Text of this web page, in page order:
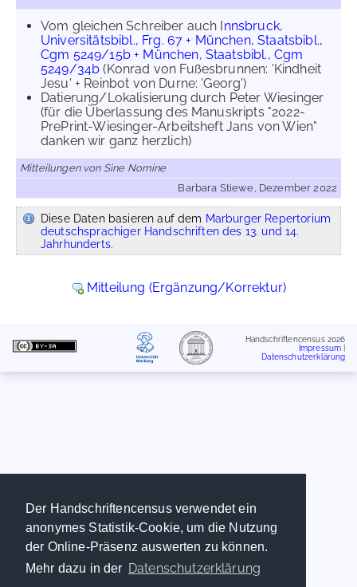
Der Handschriftencensus verwendet ein
anonymes Statistik-Cookie, um die Nutzung
der Online-Präsenz auswerten zu können.
Mehr dazu in der Datenschutzerklärung
Vom gleichen Schreiber auch Innsbruck,
Universitätsbibl., Frg. 67 + München, Staatsbibl.,
Cgm 5249/15b + München, Staatsbibl., Cgm
5249/34b (Konrad von Fußesbrunnen: 'Kindheit
Jesu' + Reinbot von Durne: 'Georg')
Datierung/Lokalisierung durch Peter Wiesinger
(für die Überlassung des Manuskripts "2022-
PrePrint-Wiesinger-Arbeitsheft Jans von Wien"
danken wir ganz herzlich)
Mitteilungen von Sine Nomine
Barbara Stiewe, Dezember 2022
Diese Daten basieren auf dem Marburger Repertorium
deutschsprachiger Handschriften des 13. und 14.
Jahrhunderts.
Mitteilung (Ergänzung/Korrektur)
Handschriftencensus 2026
Impressum
Datenschutzerklärung